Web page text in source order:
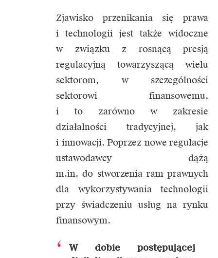
Zjawisko przenikania się prawa
i technologii jest także widoczne
w związku z rosnącą presją
regulacyjną towarzyszącą wielu
sektorom, w szczególności
sektorowi finansowemu,
i to zarówno w zakresie
działalności tradycyjnej, jak
i innowacji. Poprzez nowe regulacje
ustawodawcy dążą
m.in. do stworzenia ram prawnych
dla wykorzystywania technologii
przy świadczeniu usług na rynku
finansowym.
W dobie postępującej